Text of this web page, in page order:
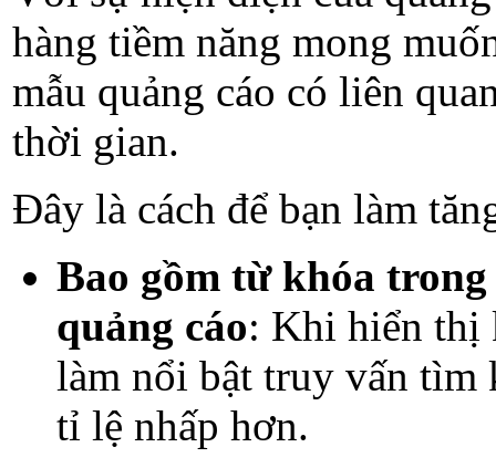
hàng tiềm năng mong
mẫu quảng cáo có liên
thời gian.
Đây là cách để bạn làm
Bao gồm từ khóa
quảng cáo: Khi hiển thị
làm nổi bật truy vấn tìm
tỉ lệ nhấp hơn.